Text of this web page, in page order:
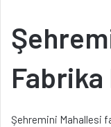
Fabrika
Şehremini Mahallesi